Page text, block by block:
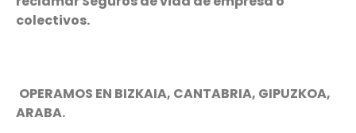
colectivos.
OPERAMOS EN BIZKAIA, CANTABRIA, GIPUZKOA,
ARABA.